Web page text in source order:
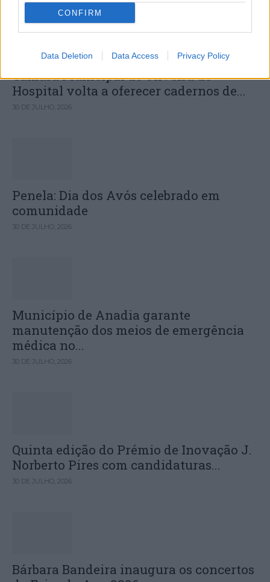
CONFIRM
Data Deletion Data Access Privacy Policy
Câmara Municipal de Oliveira do
Hospital volta a oferecer cadernos de...
30 DE JULHO, 2026
Penela: Dia dos Avós celebrado em
comunidade
30 DE JULHO, 2026
Município de Anadia garante
manutenção dos meios de emergência
médica no...
30 DE JULHO, 2026
Quinta edição do Prémio de Inovação J.
Norberto Pires com candidaturas...
30 DE JULHO, 2026
Bárbara Bandeira inaugura os concertos